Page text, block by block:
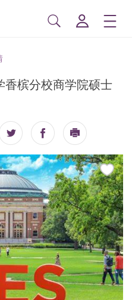
香槟分校商学院硕士
印